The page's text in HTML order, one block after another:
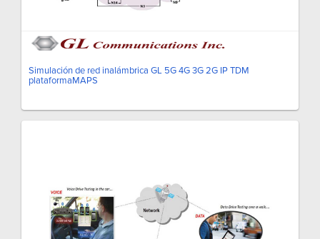
Simulación de red inalámbrica GL 5G 4G 3G 2G IP TDM
plataformaMAPS